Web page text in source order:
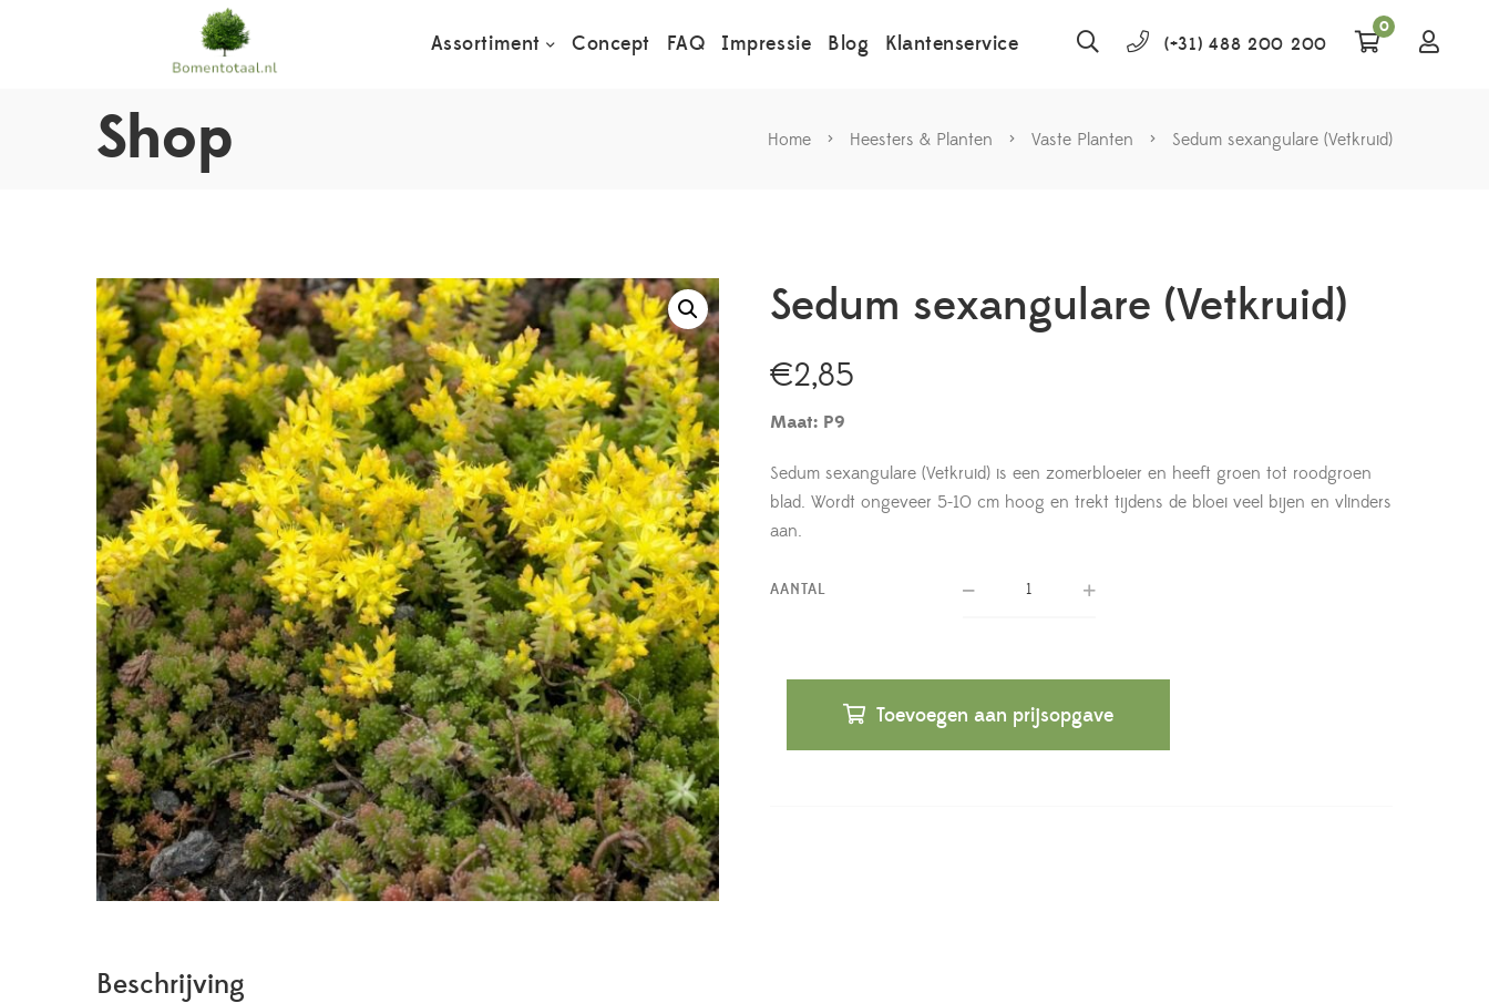
Assortiment Concept FAQ Impressie Blog Klantenservice (+31) 488 200 200
0
Shop Home > Heesters & Planten > Vaste Planten > Sedum sexangulare (Vetkruid)
Sedum sexangulare (Vetkruid)
€2,85
Maat: P9
Sedum sexangulare (Vetkruid) is een zomerbloeier en heeft groen tot roodgroen
blad. Wordt ongeveer 5-10 cm hoog en trekt tijdens de bloei veel bijen en vlinders
aan.
AANTAL
Toevoegen aan prijsopgave
Beschrijving